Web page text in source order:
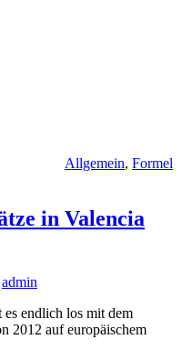
Allgemein, Formel
in Valencia
admin
es endlich los mit dem
2012 auf europäischem